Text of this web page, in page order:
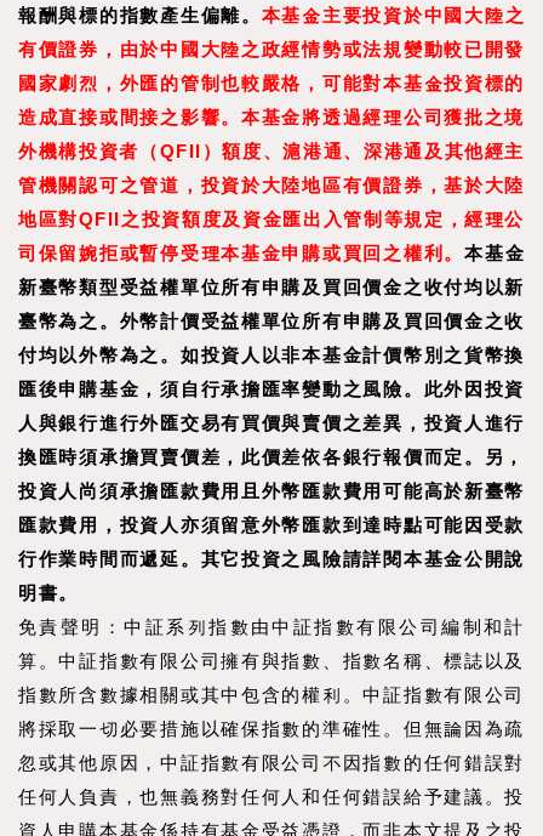
報酬與標的指數產生偏離。 本基金主要投資於中國大陸之
有價證券，由於中國大陸之政經情勢或法規變動較已開發
國家劇烈，外匯的管制也較嚴格，可能對本基金投資標的
造成直接或間接之影響。本基金將透過經理公司獲批之境
外機構投資者（QFII）額度、滬港通、深港通及其他經主
管機關認可之管道，投資於大陸地區有價證券，基於大陸
地區對QFII之投資額度及資金匯出入管制等規定，經理公
司保留婉拒或暫停受理本基金申購或買回之權利。本基金
新臺幣類型受益權單位所有申購及買回價金之收付均以新
臺幣為之。外幣計價受益權單位所有申購及買回價金之收
付均以外幣為之。如投資人以非本基金計價幣別之貨幣換
匯後申購基金，須自行承擔匯率變動之風險。此外因投資
人與銀行進行外匯交易有買價與賣價之差異，投資人進行
換匯時須承擔買賣價差，此價差依各銀行報價而定。另，
投資人尚須承擔匯款費用且外幣匯款費用可能高於新臺幣
匯款費用，投資人亦須留意外幣匯款到達時點可能因受款
行作業時間而遞延。其它投資之風險請詳閱本基金公開說
明書。
免責聲明：中証系列指數由中証指數有限公司編制和計
算。中証指數有限公司擁有與指數、指數名稱、標誌以及
指數所含數據相關或其中包含的權利。中証指數有限公司
將採取一切必要措施以確保指數的準確性。但無論因為疏
忽或其他原因，中証指數有限公司不因指數的任何錯誤對
任何人負責，也無義務對任何人和任何錯誤給予建議。投
資人申購本基金係持有基金受益憑證，而非本文提及之投